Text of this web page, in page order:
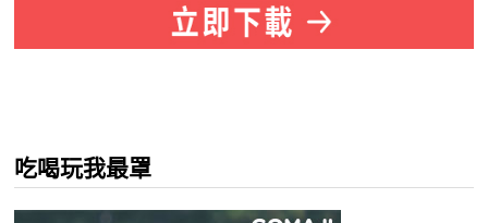
吃喝玩我最罩